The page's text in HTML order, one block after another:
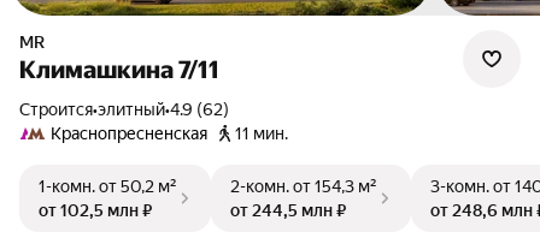
MR
Климашкина 7/11
Строится•элитный•4.9 (62)
Краснопресненская
11 мин.
1-комн.от 50,2 м²
от 102,5 млн ₽
2-комн.от 154,3 м²
от 244,5 млн ₽
3-комн.от
от 248,6 млн